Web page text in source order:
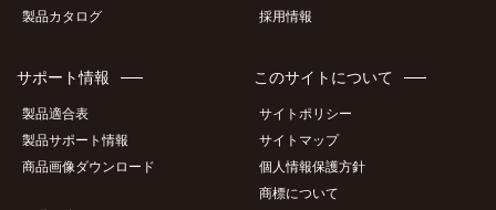
製品カタログ
採用情報
サポート情報
製品適合表
製品サポート情報
商品画像ダウンロード
このサイトについて
サイトポリシー
サイトマップ
個人情報保護方針
商標について